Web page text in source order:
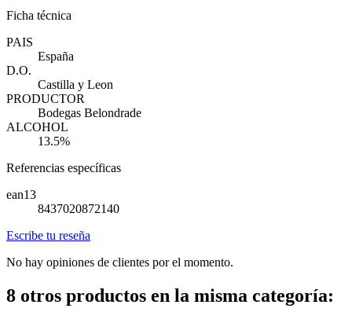
Ficha técnica
PAIS
España
D.O.
Castilla y Leon
PRODUCTOR
Bodegas Belondrade
ALCOHOL
13.5%
Referencias específicas
ean13
8437020872140
Escribe tu reseña
No hay opiniones de clientes por el momento.
8 otros productos en la misma categoría: